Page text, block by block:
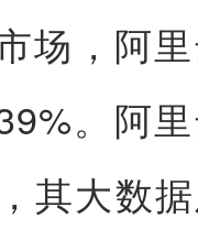
场，阿
。阿
其大数